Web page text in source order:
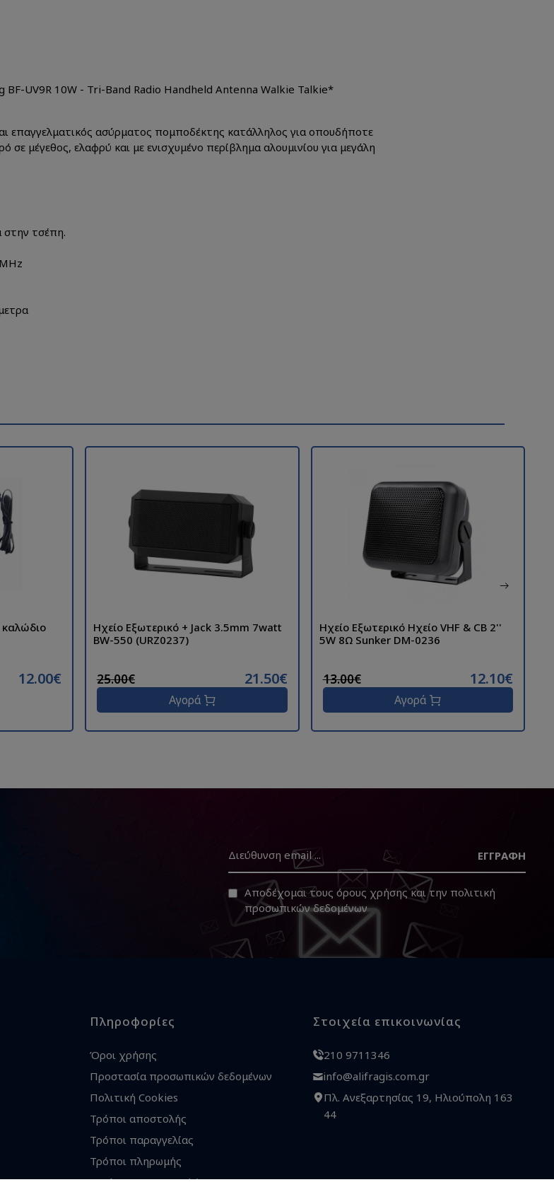
BF-UV9R 10W - Tri-Band Radio Handheld Antenna Walkie Talkie*
επαγγελματικός ασύρματος πομποδέκτης κατάλληλος για οπουδήποτε
σε μέγεθος, ελαφρύ και με ενισχυμένο περίβλημα αλουμινίου για μεγάλη
στην τσέπη.
καλώδιο
12.00€
Ηχείο Εξωτερικό + Jack 3.5mm 7watt
BW-550 (URZ0237)
25.00€ 21.50€
Αγορά
Ηχείο Εξωτερικό Ηχείο VHF & CB 2''
5W 8Ω Sunker DM-0236
13.00€ 12.10€
Αγορά
ΕΓΓΡΑΦΉ
Αποδέχομαι τους όρους χρήσηςκαι την πολιτική
προσωπικών δεδομένων
Στοιχεία επικοινωνίας
210 9711346
info@alifragis.com.gr
Πλ. Ανεξαρτησίας 19, Ηλιούπολη 163
44
Πληροφορίες
Όροι χρήσης
Προστασία προσωπικών δεδομένων
Πολιτική Cookies
Τρόποι αποστολής
Τρόποι παραγγελίας
Τρόποι πληρωμής
Εγγύηση - Επιστροφές